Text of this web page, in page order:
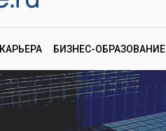
КАРЬЕРА БИЗНЕС-ОБРАЗОВАНИЕ